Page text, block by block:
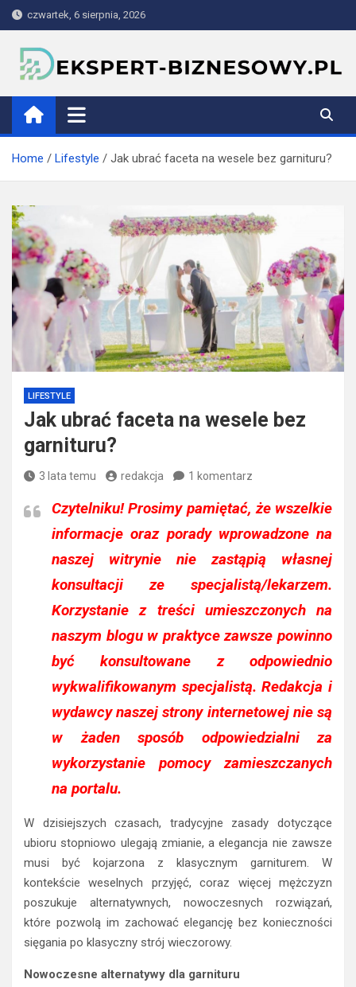
Skip
to
content
czwartek, 6 sierpnia, 2026
ekspert-biznesowy.pl
Home Lifestyle Jak ubrać faceta na wesele bez garnituru?
LIFESTYLE
Jak ubrać faceta na wesele bez
garnituru?
3 lata temu redakcja 1 komentarz
Czytelniku!Prosimy pamiętać, że wszelkie
informacje oraz porady wprowadzone na
naszej witrynie nie zastąpią własnej
konsultacji ze specjalistą/lekarzem.
Korzystanie z treści umieszczonych na
naszym blogu w praktyce zawsze powinno
być konsultowane z odpowiednio
wykwalifikowanym specjalistą. Redakcja i
wydawcy naszej strony internetowej nie są
w żaden sposób odpowiedzialni za
wykorzystanie pomocy zamieszczanych
na portalu.
W dzisiejszych czasach, tradycyjne zasady dotyczące
ubioru stopniowo ulegają zmianie, a elegancja nie zawsze
musi być kojarzona z klasycznym garniturem. W
kontekście weselnych przyjęć, coraz więcej mężczyzn
poszukuje alternatywnych, nowoczesnych rozwiązań,
które pozwolą im zachować elegancję bez konieczności
sięgania po klasyczny strój wieczorowy.
Nowoczesne alternatywy dla garnituru